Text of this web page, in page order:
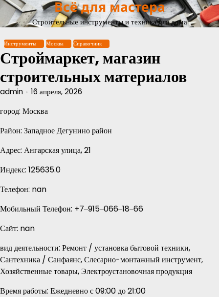
Перейти
содержимому
Всё для мастера
Строительные инструменты и техника для дома
Инструменты Москва Справочник
Строймаркет, магазин
строительных материалов
admin 16 апреля, 2026
город: Москва
Район: Западное Дегунино район
Адрес: Ангарская улица, 21
Индекс: 125635.0
Телефон: nan
Мобильный Телефон: +7‒915‒066‒18‒66
Сайт: nan
вид деятельности: Ремонт / установка бытовой техники,
Сантехника / Санфаянс, Слесарно-монтажный инструмент,
Хозяйственные товары, Электроустановочная продукция
Время работы: Ежедневно с 09:00 до 21:00